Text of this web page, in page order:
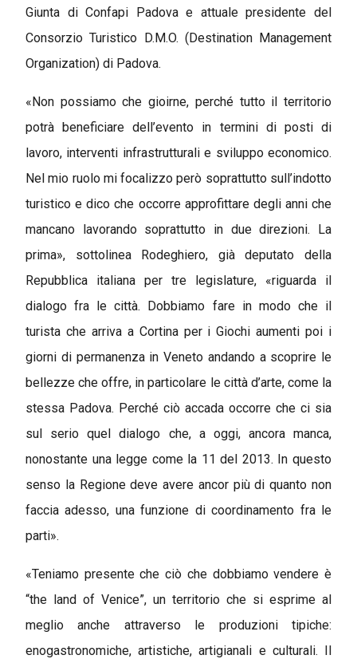
Giunta di Confapi Padova e attuale presidente del
Consorzio Turistico D.M.O. (Destination Management
Organization) di Padova.
«Non possiamo che gioirne, perché tutto il territorio
potrà beneficiare dell’evento in termini di posti di
lavoro, interventi infrastrutturali e sviluppo economico.
Nel mio ruolo mi focalizzo però soprattutto sull’indotto
turistico e dico che occorre approfittare degli anni che
mancano lavorando soprattutto in due direzioni. La
prima», sottolinea Rodeghiero, già deputato della
Repubblica italiana per tre legislature, «riguarda il
dialogo fra le città. Dobbiamo fare in modo che il
turista che arriva a Cortina per i Giochi aumenti poi i
giorni di permanenza in Veneto andando a scoprire le
bellezze che offre, in particolare le città d’arte, come la
stessa Padova. Perché ciò accada occorre che ci sia
sul serio quel dialogo che, a oggi, ancora manca,
nonostante una legge come la 11 del 2013. In questo
senso la Regione deve avere ancor più di quanto non
faccia adesso, una funzione di coordinamento fra le
parti».
«Teniamo presente che ciò che dobbiamo vendere è
“the land of Venice”, un territorio che si esprime al
meglio anche attraverso le produzioni tipiche:
enogastronomiche, artistiche, artigianali e culturali. Il